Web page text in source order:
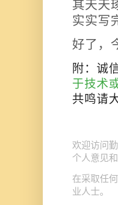
其天天
实实写
好了，
附：诚
于技术
共鸣请
欢迎访问
个人意见
在采取任
业人士。